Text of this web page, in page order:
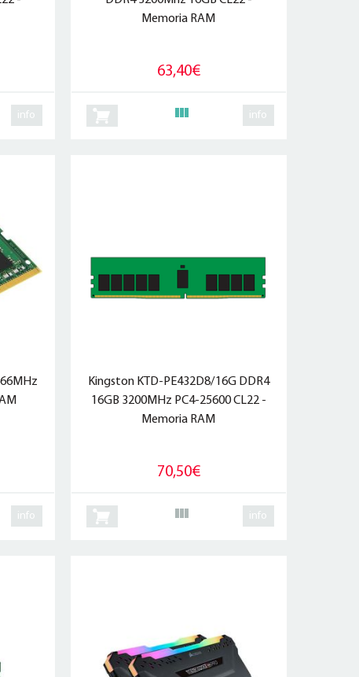
info
Memoria RAM
63,40€
info
info
Kingston KTD-PE432D8/16G DDR4
16GB 3200MHz PC4-25600 CL22 -
Memoria RAM
70,50€
info